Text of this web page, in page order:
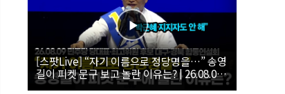
[스팟Live] “자기 이름으로 정당명을…” 송영
길이 피켓 문구 보고 놀란 이유는? | 26.08.09
더불어민주당 당대표·최고위원 후보 대구·경